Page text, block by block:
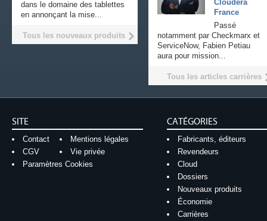
Cloudera
France
Passé
notamment par Checkmarx et
ServiceNow, Fabien Petiau
aura pour mission...
Tous les articles carrières
dans le domaine des tablettes
en annonçant la mise...
Tous les nouveaux produits
SITE
Contact
Mentions légales
CGV
Vie privée
Paramètres Cookies
CATÉGORIES
Fabricants, éditeurs
Revendeurs
Cloud
Dossiers
Nouveaux produits
Économie
Carrières